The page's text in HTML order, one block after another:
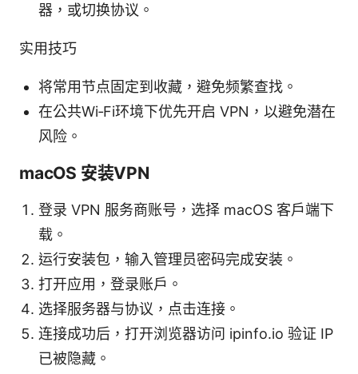
器，或切换协议。
实用技巧
将常用节点固定到收藏，避免频繁查找。
在公共Wi‑Fi环境下优先开启 VPN，以避免潜在
风险。
macOS 安装VPN
登录 VPN 服务商账号，选择 macOS 客户端下
载。
运行安装包，输入管理员密码完成安装。
打开应用，登录账户。
选择服务器与协议，点击连接。
连接成功后，打开浏览器访问 ipinfo.io 验证 IP
已被隐藏。